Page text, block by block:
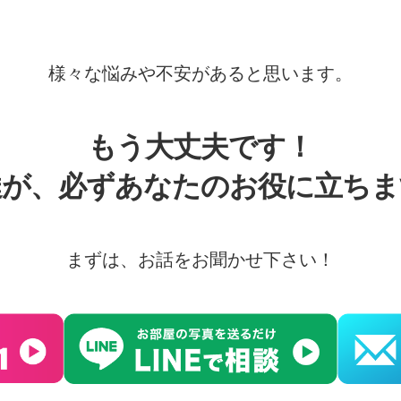
様々な悩みや不安があると思います。
もう大丈夫です！
、必ずあなたのお役に立ち
まずは、お話をお聞かせ下さい！